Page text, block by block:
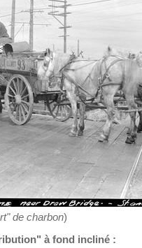
de charbon)
à fond incliné :